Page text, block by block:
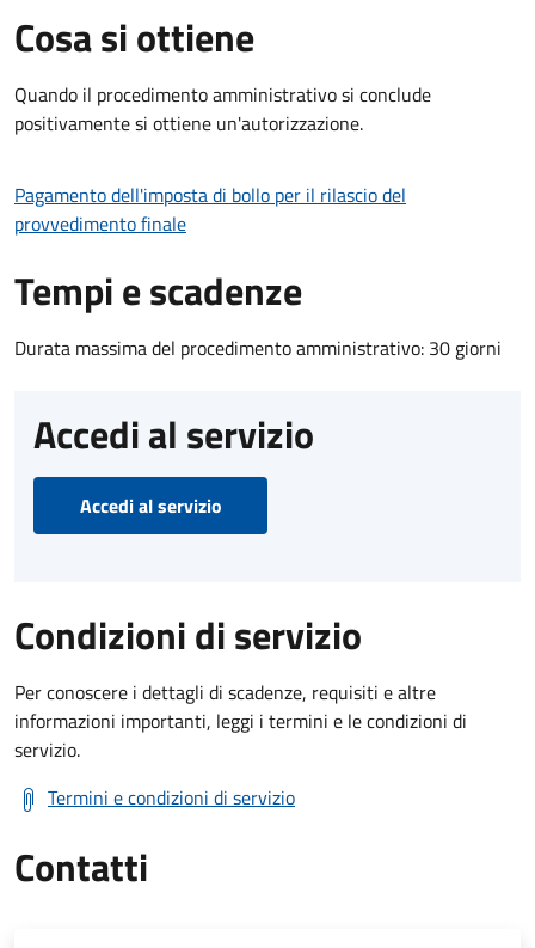
Cosa si ottiene
Quando il procedimento amministrativo si conclude
positivamente si ottiene un'autorizzazione.
Pagamento dell'imposta di bollo per il rilascio del
provvedimento finale
Tempi e scadenze
Durata massima del procedimento amministrativo: 30 giorni
Accedi al servizio
Accedi al servizio
Condizioni di servizio
Per conoscere i dettagli di scadenze, requisiti e altre
informazioni importanti, leggi i termini e le condizioni di
servizio.
Termini e condizioni di servizio
Contatti